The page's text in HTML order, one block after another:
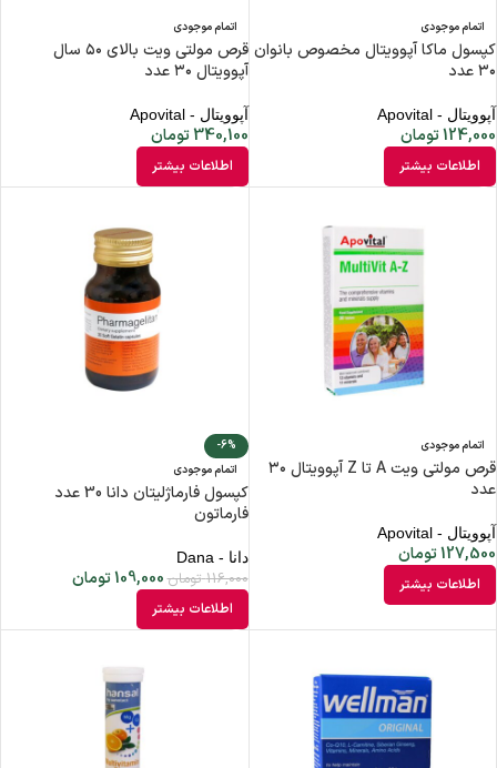
اتمام موجودی
کپسول ماکا آپوویتال مخصوص بانوان
۳۰ عدد
آپوویتال - Apovital
124,000تومان
اطلاعات بیشتر
اتمام موجودی
قرص مولتی ویت بالای ۵۰ سال
آپوویتال ۳۰ عدد
آپوویتال - Apovital
340,100 تومان
اطلاعات بیشتر
اتمام موجودی
قرص مولتی ویت A تا Z آپوویتال ۳۰
عدد
آپوویتال - Apovital
127,500تومان
اطلاعات بیشتر
-6%
اتمام موجودی
کپسول فارماژلیتان دانا 30 عدد
فارماتون
دانا - Dana
116,000 تومان109,000تومان
اطلاعات بیشتر